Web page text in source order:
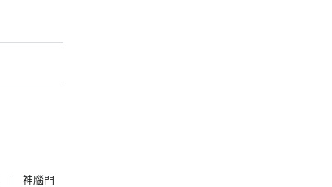
︱
神腦門